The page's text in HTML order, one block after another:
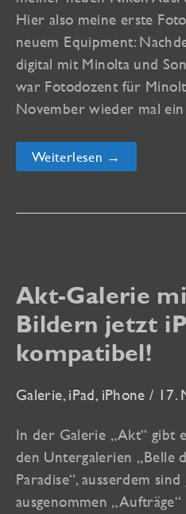
Hier also meine erste
neuem Equipment:
digital mit Minolta und
war Fotodozent für
November wieder mal
Mit
Nikon
Workshop
Weiterlesen →
Akt-Galerie
Bildern jetzt
kompatibel!
Galerie, iPad, iPhone / 17.
In der Galerie „Akt“ gibt
den Untergalerien „Belle
Paradise“, ausserdem
ausgenommen